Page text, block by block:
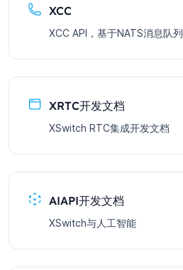
XCC
XCC API，基于NATS消息队列
XRTC开发文档
XSwitch RTC集成开发文档
AIAPI开发文档
XSwitch与人工智能